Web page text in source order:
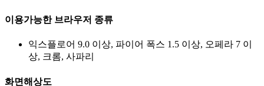
이용가능한 브라우저 종류
익스플로어 9.0 이상, 파이어 폭스 1.5 이상, 오페라 7 이
상, 크롬, 사파리
화면해상도